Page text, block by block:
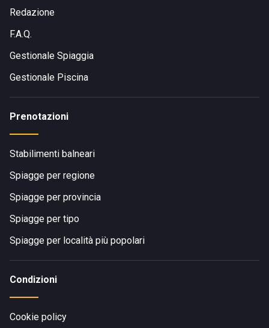
Redazione
F.A.Q.
Gestionale Spiaggia
Gestionale Piscina
Prenotazioni
Stabilimenti balneari
Spiagge per regione
Spiagge per provincia
Spiagge per tipo
Spiagge per località più popolari
Condizioni
Cookie policy